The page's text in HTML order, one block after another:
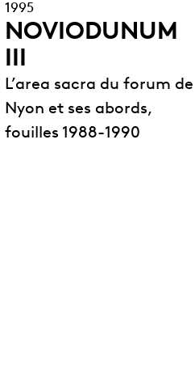
1995
NOVIODUNUM
III
L’area sacra du forum de
Nyon et ses abords,
fouilles 1988-1990